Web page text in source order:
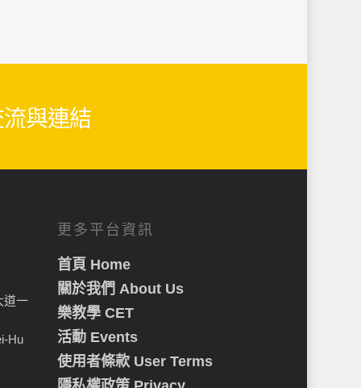
與連結
道一
Hu
更多平台資訊
首頁 Home
關於我們 About Us
樂教學 CET
活動 Events
使用者條款 User Terms